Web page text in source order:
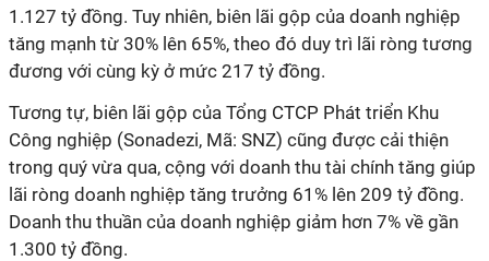
1.127 tỷ đồng. Tuy nhiên, biên lãi gộp của doanh nghiệp
tăng mạnh từ 30% lên 65%, theo đó duy trì lãi ròng tương
đương với cùng kỳ ở mức 217 tỷ đồng.
Tương tự, biên lãi gộp của Tổng CTCP Phát triển Khu
Công nghiệp (Sonadezi, Mã: SNZ) cũng được cải thiện
trong quý vừa qua, cộng với doanh thu tài chính tăng giúp
lãi ròng doanh nghiệp tăng trưởng 61% lên 209 tỷ đồng.
Doanh thu thuần của doanh nghiệp giảm hơn 7% về gần
1.300 tỷ đồng.